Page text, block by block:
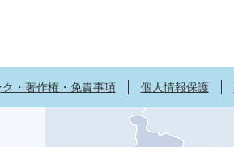
ク・著作権・免責事項 個人情報保護